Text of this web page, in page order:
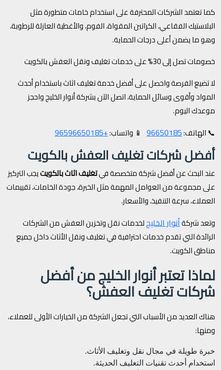
كما تعتمد الشركات المحترفة على استخدام خامات متطورة مثل
البلاستيك الفقاعي، الكراتين المقواة، الفوم، والأغطية العازلة للرطوبة،
وهو ما يضمن أعلى درجات الحماية.
خصومات تصل إلى 30% على خدمات تغليف ونقل العفش بالكويت
لا تضيع الفرصة واحصل على أفضل خدمة تغليف اثاث باستخدام أحدث
المواد وأقوى وسائل الحماية، اتصل الآن بشركة أنوار الخليج واحجز
موعدك اليوم.
📞 الهاتف:96650185 📱 واتساب:+96596650185
أفضل شركات تغليف العفش بالكويت
عند البحث عن أفضل شركة متخصصة فيتغليف اثاث بالكويتيجب التركيز
على مجموعة من العوامل المهمة مثل الخبرة، جودة الخامات، تقييمات
العملاء، سرعة التنفيذ، والأسعار.
وتعد شركةأنوار الخليجلخدمات نقل وتخزين العفش من الشركات
الرائدة التي تقدم خدمات احترافية في تغليف ونقل الأثاث داخل جميع
مناطق الكويت.
لماذا تعتبر أنوار الخليج من أفضل
شركات تغليف العفش؟
هناك العديد من الأسباب التي تجعل الشركة من الخيارات الأولى للعملاء،
ومنها:
خبرة طويلة في مجال نقل وتغليف الأثاث.
استخدام أحدث تقنيات التغليف الحديثة.